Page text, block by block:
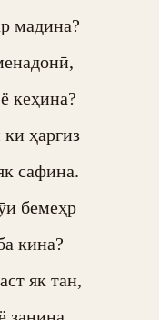
мадина?
кеҳина?
ҳаргиз
сафина.
бемеҳр
кина?
як тан,